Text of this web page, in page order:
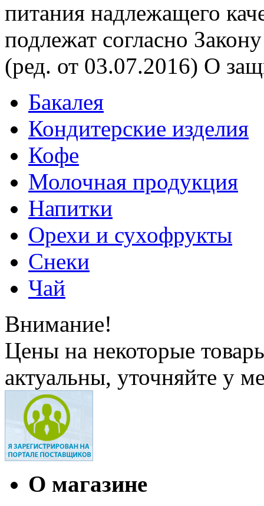
питания надлежащего
подлежат согласно
(ред. от 03.07.2016) О
Бакалея
Кондитерские изделия
Кофе
Молочная продукция
Напитки
Орехи и сухофрукты
Снеки
Чай
Внимание!
Цены на некоторые
актуальны, уточняйте у
О магазине